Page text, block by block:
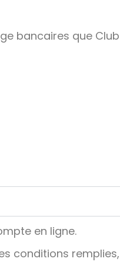
bancaires que
en ligne.
conditions